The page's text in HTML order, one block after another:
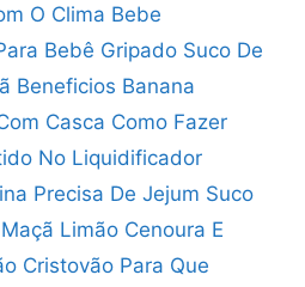
O Clima Bebe
Bebê Gripado Suco De
Beneficios Banana
Casca Como Fazer
No Liquidificador
Precisa De Jejum Suco
Limão Cenoura E
Cristovão Para Que